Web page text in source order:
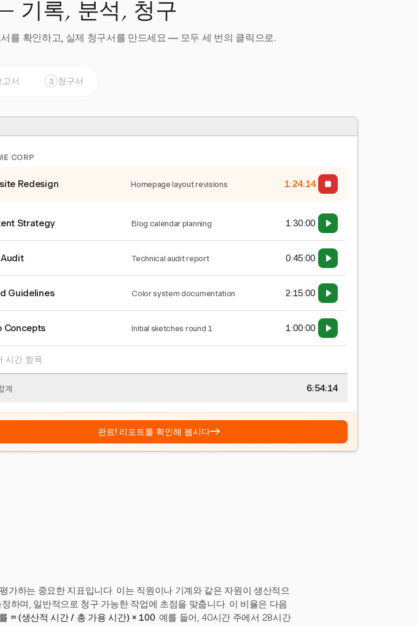
기록, 분석, 청구
를 확인하고, 실제 청구서를 만드세요 — 모두 세 번의 클릭으로.
고서 3 청구서
CORP
Redesign Homepage layout revisions 1:24:15
Strategy Blog calendar planning 1:30:00
Audit Technical audit report 0:45:00
Guidelines Color system documentation 2:15:00
Concepts Initial sketches round 1 1:00:00
시간 항목
계 6:54:15
완료! 리포트를 확인해 봅시다→
가하는 중요한 지표입니다. 이는 직원이나 기계와 같은 자원이 생산적으
하며, 일반적으로 청구 가능한 작업에 초점을 맞춥니다. 이 비율은 다음
= (생산적 시간 / 총 가용 시간) × 100. 예를 들어, 40시간 주에서 28시간